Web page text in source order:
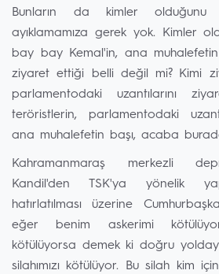
Bunların da kimler
ayıklamamıza gerek yok. Kimler
bay bay Kemal'in, ana muhalefetin
ziyaret ettiği belli değil mi? Kimi
parlamentodaki uzantılarını
teröristlerin, parlamentodaki
ana muhalefetin başı, acaba
Kahramanmaraş merkezli
Kandil'den TSK'ya yönelik
hatırlatılması üzerine
eğer benim askerimi
kötülüyorsa demek ki doğru
silahımızı kötülüyor. Bu silah kim